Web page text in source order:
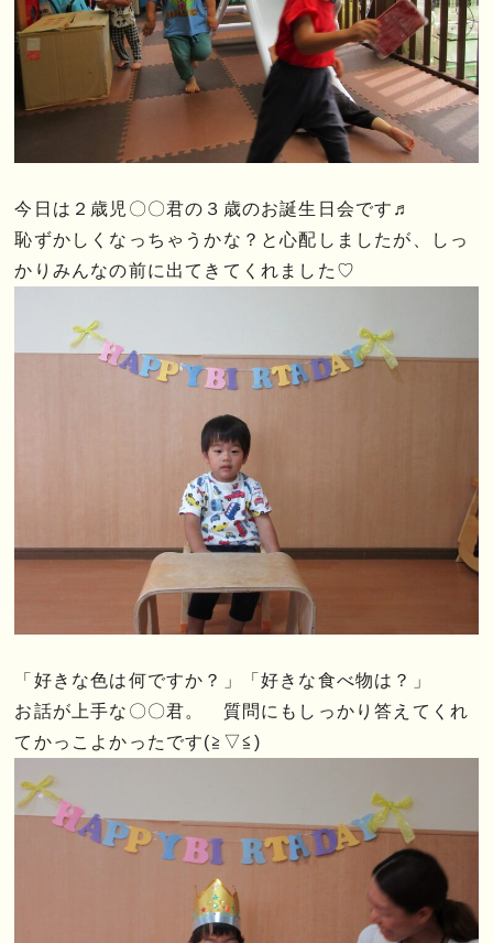
今日は２歳児〇〇君の３歳のお誕生日会です♬
恥ずかしくなっちゃうかな？と心配しましたが、しっ
かりみんなの前に出てきてくれました♡
「好きな色は何ですか？」「好きな食べ物は？」
お話が上手な〇〇君。 質問にもしっかり答えてくれ
てかっこよかったです(≧▽≦)